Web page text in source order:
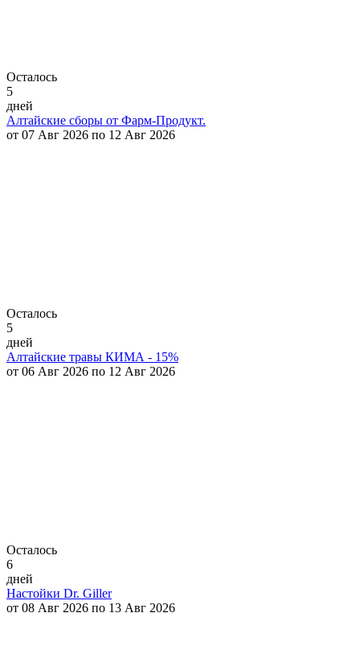
Осталось
5
дней
Алтайские сборы от Фарм-Продукт.
от 07 Авг 2026 по 12 Авг 2026
Осталось
5
дней
Алтайские травы КИМА - 15%
от 06 Авг 2026 по 12 Авг 2026
Осталось
6
дней
Настойки Dr. Giller
от 08 Авг 2026 по 13 Авг 2026